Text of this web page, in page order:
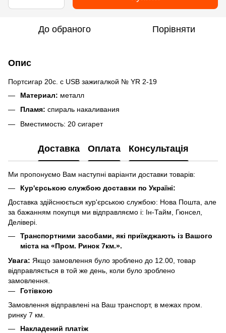
До обраного Порівняти
Опис
Портсигар 20с. с USB зажигалкой № YR 2-19
Материал: металл
Пламя: спираль накаливания
Вместимость: 20 сигарет
Доставка Оплата Консультація
Ми пропонуємо Вам наступні варіанти доставки товарів:
Кур'єрською службою доставки по Україні:
Доставка здійснюється кур'єрською службою: Нова Пошта, але
за бажанням покупця ми відправляємо і: Ін-Тайм, Гюнсел,
Делівері.
Транспортними засобами, які приїжджають із Вашого
міста на «Пром. Ринок 7км.».
Увага: Якщо замовлення було зроблено до 12.00, товар
відправляється в той же день, коли було зроблено
замовлення.
Готівкою
Замовлення відправлені на Ваш транспорт, в межах пром.
ринку 7 км.
Накладений платіж